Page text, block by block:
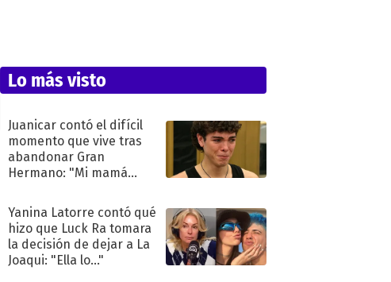
Lo más visto
Juanicar contó el difícil
momento que vive tras
abandonar Gran
Hermano: "Mi mamá
Yanina Latorre contó qué
hizo que Luck Ra tomara
la decisión de dejar a La
Joaqui: "Ella lo..."